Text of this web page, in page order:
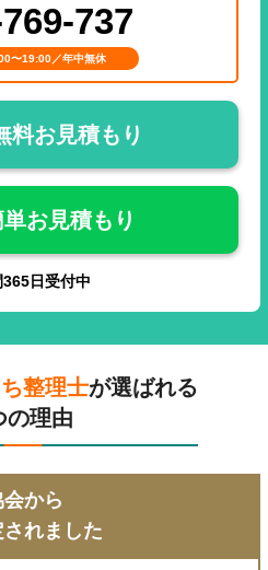
737
〜19:00／年中無休
料お見積もり
お見積もり
365日受付中
整理士が選ばれる
の理由
から
れました